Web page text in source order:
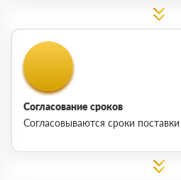
Согласование сроков
Согласовываются сроки поставки